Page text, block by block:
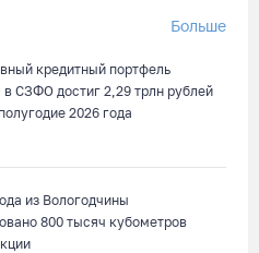
Больше
кредитный портфель
в СЗФО достиг 2,29 трлн рублей
2026 года
из Вологодчины
800 тысяч кубометров